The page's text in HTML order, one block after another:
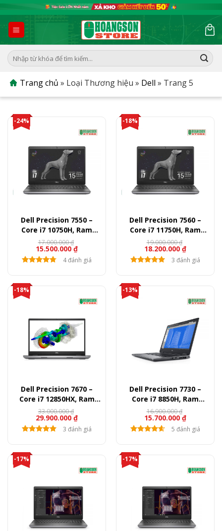
to
content
Tìm
kiếm:
Trang chủ » Loại Thương hiệu » Dell » Trang 5
-24%
Dell Precision 7550 –
Core i7 10750H, Ram
16GB, SSD 512GB, Quadro
T1000, 15.6″ FullHD
15.500.000 ₫
17.000.000₫
4 đánh giá
-18%
Dell Precision 7560 –
Core i7 11750H, Ram
16GB, SSD 512GB, Quadro
T1200, 15.6″ FullHD
18.200.000 ₫
19.000.000₫
3 đánh giá
-18%
Dell Precision 7670 –
Core i7 12850HX, Ram
16GB, SSD 512GB, RTX
A1000, 16″ FullHD+
29.900.000 ₫
33.000.000₫
3 đánh giá
-13%
Dell Precision 7730 –
Core i7 8850H, Ram
16GB, SSD 512GB, Quadro
P3200, 17.3″ FullHD
15.700.000 ₫
16.900.000₫
5 đánh giá
-17% -17%